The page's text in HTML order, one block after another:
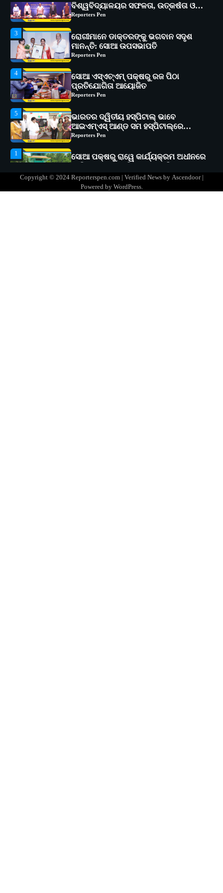
3
ରୋଗୀମାନେ ଡାକ୍ତରଙ୍କୁ ଭଗବାନ ସଦୃଶ
ମାନନ୍ତି: ସୋଆ ଉପସଭାପତି
Reporters Pen
4
ସୋଆ ଏସ୍‌ଏଚ୍‌ଏମ୍ ପକ୍ଷରୁ ରଜ ପିଠା
ପ୍ରତିଯୋଗିତା ଆୟୋଜିତ
Reporters Pen
5
ଭାରତର ଦ୍ୱିତୀୟ ହସ୍ପିଟାଲ୍ ଭାବେ
ଆଇଏମ୍‌ଏସ୍ ଆଣ୍ଡ ସମ ହସ୍ପିଟାଲ୍‌ରେ
ଅତ୍ୟାଧୁନିକ ଡିଜିସ୍କାନର ସ୍ଥାପନ
Reporters Pen
1
ସୋଆ ପକ୍ଷରୁ ରାୱେ କାର୍ଯ୍ୟକ୍ରମ ଅଧୀନରେ
୧୧ଟି ଗ୍ରାମରେ ୧୬ଟି କୃଷକ ପ୍ରଶିକ୍ଷଣ
କାର୍ଯ୍ୟକ୍ରମ ଆୟୋଜିତ
Reporters Pen
ବିଶ୍ୱବିଦ୍ୟାଳୟର ସଫଳତା, ଉତ୍କର୍ଷତା ଓ
ଅଗ୍ରଗତିର ସ୍ମୃତିଚାରଣ
Reporters Pen
Copyright © 2024 Reporterspen.com | Verified News by Ascendoor|
Powered by WordPress.